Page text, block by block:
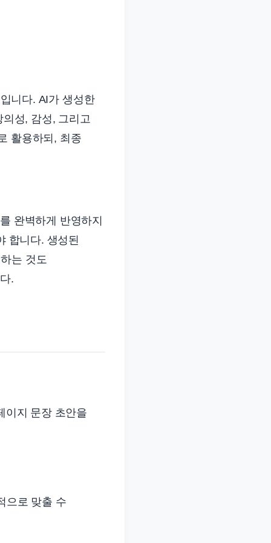
니다. AI가 생성한
성, 감성, 그리고
활용하되, 최종
완벽하게 반영하지
합니다. 생성된
는 것도
.
이지 문장 초안을
으로 맞출 수